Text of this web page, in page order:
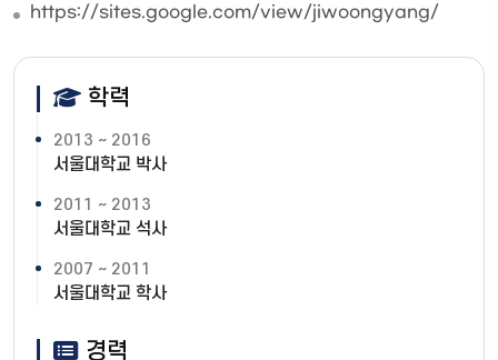
https://sites.google.com/view/jiwoongyang/
학력
2013 ~ 2016
서울대학교 박사
2011 ~ 2013
서울대학교 석사
2007 ~ 2011
서울대학교 학사
경력